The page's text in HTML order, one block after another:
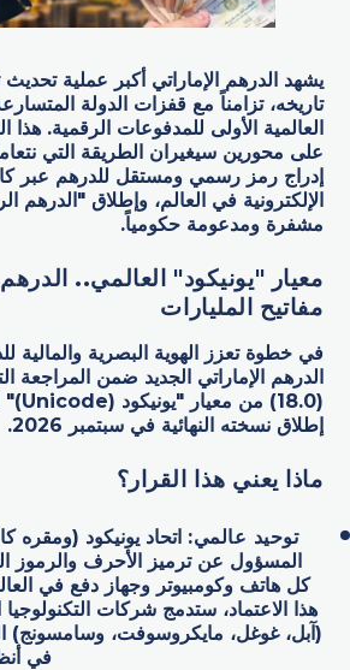
يشهد الدرهم الإماراتي أكبر عملية
تاريخه، تزامناً مع قفزات الدولة
العالمية الأولى للمدفوعات الرقمية. هذا
على محورين سيغيران الطريقة التي
إدراج رمز رسمي ومستقل للدرهم عبر
الإلكترونية في العالم، وإطلاق "الدرهم
مشفرة ومدعومة حكومياً.
معيار "يونيكود" العالمي..
مفاتيح المليارات
في خطوة تعزز الهوية البصرية والمالية
الدرهم الإماراتي الجديد ضمن المراجعة
(18.0) من معيار "يونيكود (Unicode)"
إطلاق نسخته النهائية في سبتمبر 2026.
ماذا يعني هذا القرار؟
توحيد عالمي: اتحاد يونيكود (ومقره
المسؤول عن ترميز الأحرف والرموز
كل هاتف وكومبيوتر وجهاز دفع في
هذا الاعتماد، ستدمج شركات
(آبل، غوغل، مايكروسوفت، وسامسونج)
في